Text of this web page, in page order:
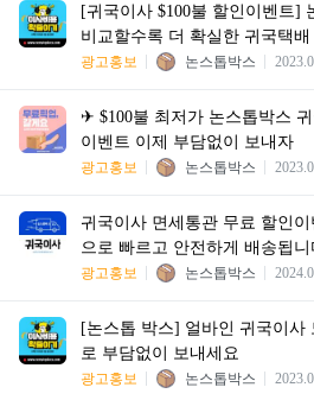
[귀국이사 $100불 할인이벤트]
비교할수록 더 확실한 귀국택
광고홍보 논스톱박스
✈ $100불 최저가 논스톱박스
이벤트 이제 부담없이 보내자
광고홍보 논스톱박스
귀국이사 면세통관 무료 할인
으로 빠르고 안전하게 배송됩니
광고홍보 논스톱박스
[논스톱 박스] 얼바인 귀국이사
로 부담없이 보내세요
광고홍보 논스톱박스